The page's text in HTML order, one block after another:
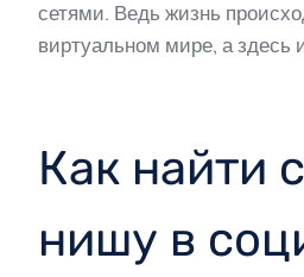
сетями. Ведь жизнь
виртуальном мире, а здесь
Как найти
нишу в